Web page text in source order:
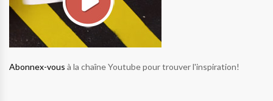
Abonnex-vous à la chaîne Youtube pour trouver l'inspiration!